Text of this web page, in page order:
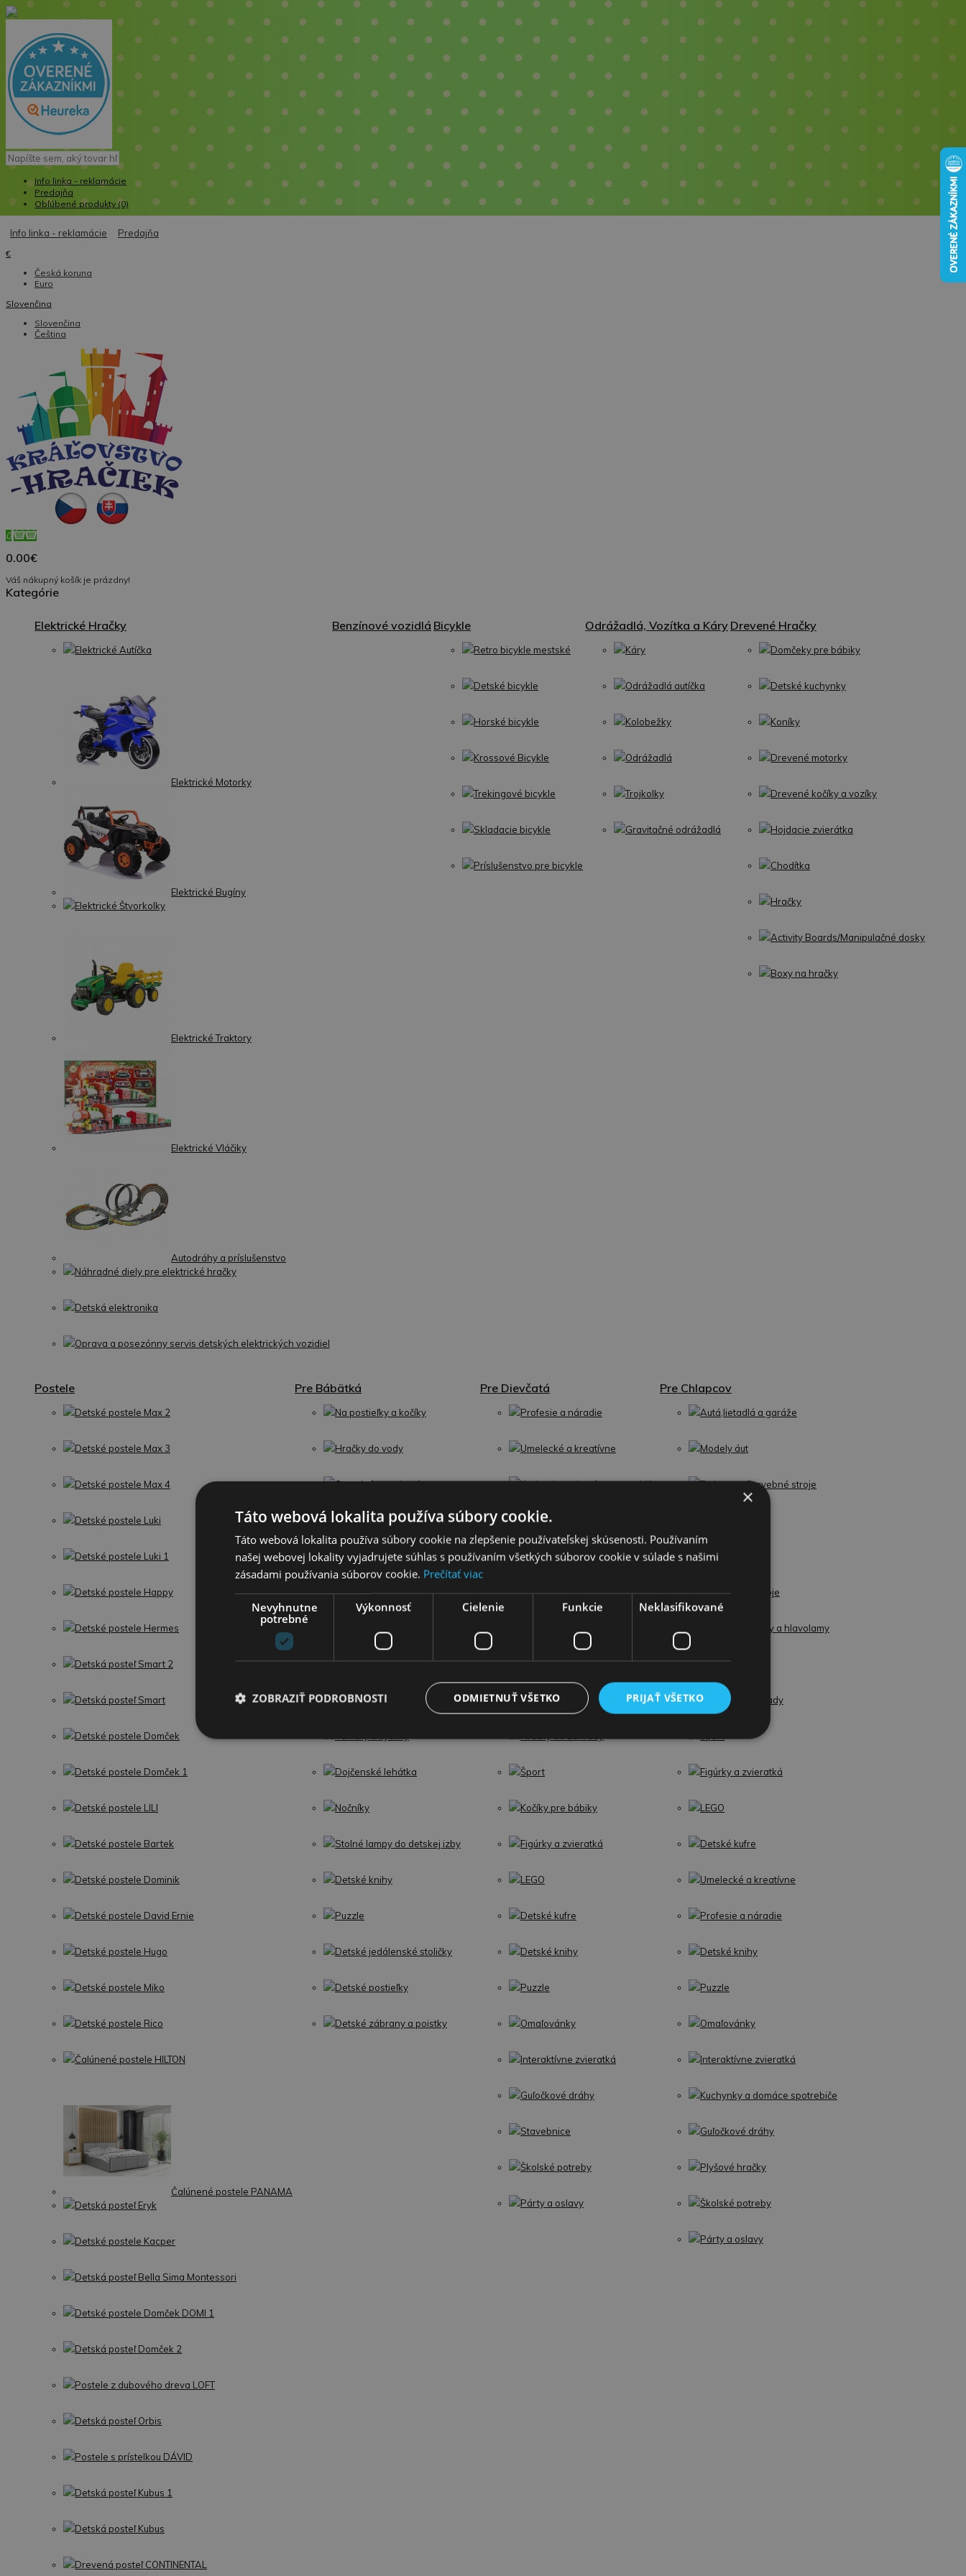
Info linka - reklamácie
Predajňa
Obľúbené produkty (0)
Info linka - reklamácie Predajňa
€
Česká koruna
Euro
Slovenčina
Slovenčina
Čeština
0
0.00€
Váš nákupný košík je prázdny!
Kategórie
Elektrické Hračky
Elektrické Autíčka
Elektrické Motorky
Elektrické Bugíny
Elektrické Štvorkolky
Elektrické Traktory
Elektrické Vláčiky
Autodráhy a príslušenstvo
Náhradné diely pre elektrické hračky
Detská elektronika
Oprava a posezónny servis detských elektrických vozidiel
Benzínové vozidlá Bicykle
Retro bicykle mestské
Detské bicykle
Horské bicykle
Krossové Bicykle
Trekingové bicykle
Skladacie bicykle
Príslušenstvo pre bicykle
Odrážadlá, Vozítka a Káry
Káry
Odrážadlá autíčka
Kolobežky
Odrážadlá
Trojkolky
Gravitačné odrážadlá
Drevené Hračky
Domčeky pre bábiky
Detské kuchynky
Koníky
Drevené motorky
Drevené kočíky a vozíky
Hojdacie zvierátka
Chodítka
Hračky
Activity Boards/Manipulačné dosky
Boxy na hračky
Postele
Detské postele Max 2
Detské postele Max 3
Detské postele Max 4
Detské postele Luki
Detské postele Luki 1
Detské postele Happy
Detské postele Hermes
Detská posteľ Smart 2
Detská posteľ Smart
Detské postele Domček
Detské postele Domček 1
Detské postele LILI
Detské postele Bartek
Detské postele Dominik
Detské postele David Ernie
Detské postele Hugo
Detské postele Miko
Detské postele Rico
Čalúnené postele HILTON
Čalúnené postele PANAMA
Detská posteľ Eryk
Detské postele Kacper
Detská posteľ Bella Sima Montessori
Detské postele Domček DOMI 1
Detská posteľ Domček 2
Postele z dubového dreva LOFT
Detská posteľ Orbis
Postele s prístelkou DÁVID
Detská posteľ Kubus 1
Detská posteľ Kubus
Drevená posteľ CONTINENTAL
Pre Bábätká
Na postieľky a kočíky
Hračky do vody
Svetelné a zvukové
Chodítka
Detské podložky, lehátka a deky
Hrkálky, hryzadlá
Autíčka, vláčiky a kocky
Hračky, zvieratká a skladačky
Dojčenské lehátka
Nočníky
Stolné lampy do detskej izby
Detské knihy
Puzzle
Detské jedálenské stoličky
Detské postieľky
Detské zábrany a poistky
Pre Dievčatá
Profesie a náradie
Umelecké a kreatívne
Kuchynky a domáce spotrebiče
Domčeky a príslušenstvo
Súpravy na skrášlenie
Bábiky a plyšové hračky
Detské kostýmy
Spoločenské hry a hlavolamy
Šport
Kočíky pre bábiky
Figúrky a zvieratká
LEGO
Detské kufre
Detské knihy
Puzzle
Omaľovánky
Interaktívne zvieratká
Guľočkové dráhy
Stavebnice
Školské potreby
Párty a oslavy
Pre Chlapcov
Autá,lietadlá a garáže
Modely áut
Traktory a Stavebné stroje
Zbrane
Hudobné nástroje
Spoločenské hry a hlavolamy
Detské kostýmy
Hračky do záhrady
Figúrky a zvieratká
LEGO
Detské kufre
Umelecké a kreatívne
Profesie a náradie
Detské knihy
Puzzle
Omaľovánky
Interaktívne zvieratká
Kuchynky a domáce spotrebiče
Guľočkové dráhy
Plyšové hračky
Školské potreby
Párty a oslavy
×
Táto webová lokalita používa súbory cookie.
Táto webová lokalita používa súbory cookie na zlepšenie používateľskej skúsenosti. Používaním
našej webovej lokality vyjadrujete súhlas s používaním všetkých súborov cookie v súlade s našimi
zásadami používania súborov cookie. Prečítať viac
Nevyhnutne
potrebné
Výkonnosť Cielenie Funkcie Neklasifikované
PRIJAŤ VŠETKO
ODMIETNUŤ VŠETKO
ZOBRAZIŤ PODROBNOSTI